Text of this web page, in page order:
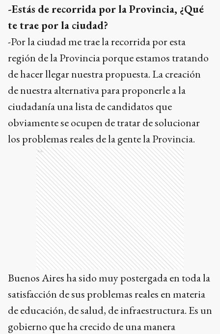
-Estás de recorrida por la Provincia, ¿Qué
te trae por la ciudad?
-Por la ciudad me trae la recorrida por esta
región de la Provincia porque estamos tratando
de hacer llegar nuestra propuesta. La creación
de nuestra alternativa para proponerle a la
ciudadanía una lista de candidatos que
obviamente se ocupen de tratar de solucionar
los problemas reales de la gente la Provincia.
Ads
Buenos Aires ha sido muy postergada en toda la
satisfacción de sus problemas reales en materia
de educación, de salud, de infraestructura. Es un
gobierno que ha crecido de una manera